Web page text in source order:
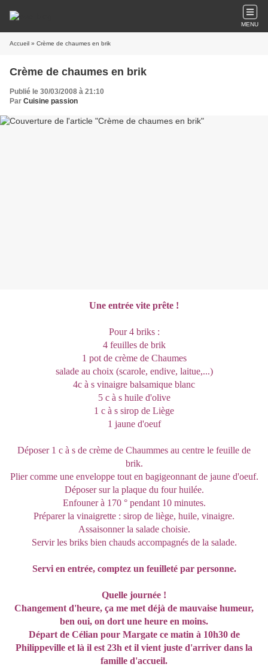
MENU
Accueil » Crème de chaumes en brik
Crème de chaumes en brik
Publié le 30/03/2008 à 21:10
Par Cuisine passion
Une entrée vite prête !
Pour 4 briks :
4 feuilles de brik
1 pot de crème de Chaumes
salade au choix (scarole, endive, laitue,...)
4c à s vinaigre balsamique blanc
5 c à s huile d'olive
1 c à s sirop de Liège
1 jaune d'oeuf
Déposer 1 c à s de crème de Chaummes au centre le feuille de
brik.
Plier comme une enveloppe tout en bagigeonnant de jaune d'oeuf.
Déposer sur la plaque du four huilée.
Enfouner à 170 ° pendant 10 minutes.
Préparer la vinaigrette : sirop de liège, huile, vinaigre.
Assaisonner la salade choisie.
Servir les briks bien chauds accompagnés de la salade.
Servi en entrée, comptez un feuilleté par personne.
Quelle journée !
Changement d'heure, ça me met déjà de mauvaise humeur,
ben oui, on dort une heure en moins.
Départ de Célian pour Margate ce matin à 10h30 de
Philippeville et là il est 23h et il vient juste d'arriver dans la
famille d'accueil.